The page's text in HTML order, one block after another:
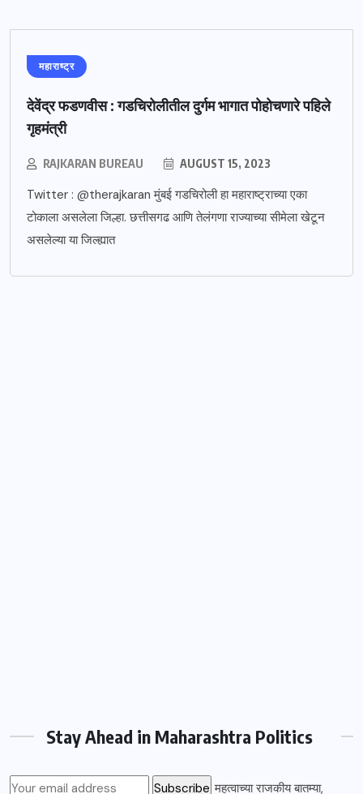
महाराष्ट्र
देवेंद्र फडणवीस : गडचिरोलीतील दुर्गम भागात पोहोचणारे पहिले
गृहमंत्री
RAJKARAN BUREAU AUGUST 15, 2023
Twitter : @therajkaran मुंबई गडचिरोली हा महाराष्ट्राच्या एका
टोकाला असलेला जिल्हा. छत्तीसगढ आणि तेलंगणा राज्याच्या सीमेला खेटून
असलेल्या या जिल्ह्यात
Stay Ahead in Maharashtra Politics
महत्वाच्या राजकीय बातम्या,